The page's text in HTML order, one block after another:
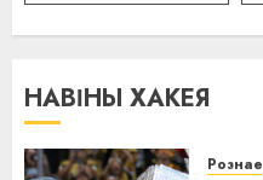
НАВІНЫ ХАКЕЯ
Рознае